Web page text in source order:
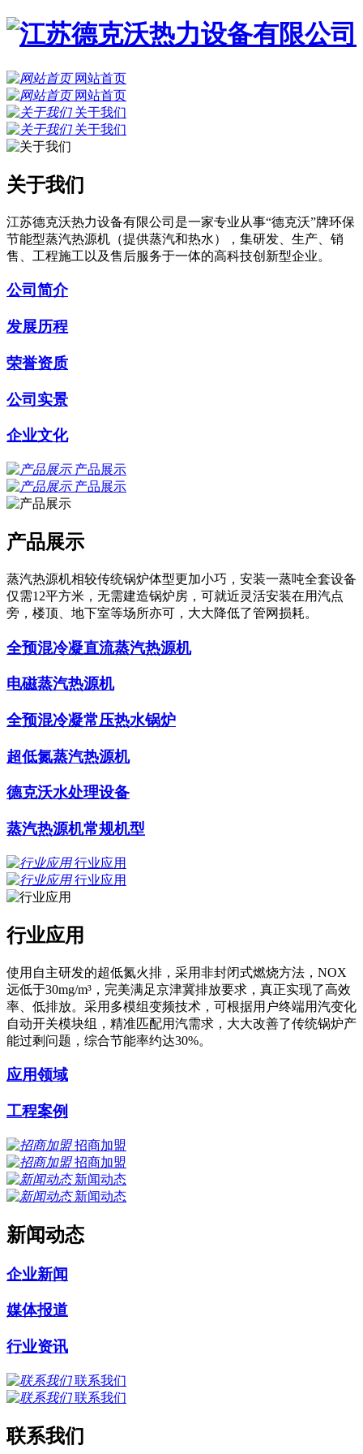
网站首页
网站首页
关于我们
关于我们
关于我们
江苏德克沃热力设备有限公司是一家专业从事“德克沃”牌环保
节能型蒸汽热源机（提供蒸汽和热水），集研发、生产、销
售、工程施工以及售后服务于一体的高科技创新型企业。
公司简介
发展历程
荣誉资质
公司实景
企业文化
产品展示
产品展示
产品展示
蒸汽热源机相较传统锅炉体型更加小巧，安装一蒸吨全套设备
仅需12平方米，无需建造锅炉房，可就近灵活安装在用汽点
旁，楼顶、地下室等场所亦可，大大降低了管网损耗。
全预混冷凝直流蒸汽热源机
电磁蒸汽热源机
全预混冷凝常压热水锅炉
超低氮蒸汽热源机
德克沃水处理设备
蒸汽热源机常规机型
行业应用
行业应用
行业应用
使用自主研发的超低氮火排，采用非封闭式燃烧方法，NOX
远低于30mg/m³，完美满足京津冀排放要求，真正实现了高效
率、低排放。采用多模组变频技术，可根据用户终端用汽变化
自动开关模块组，精准匹配用汽需求，大大改善了传统锅炉产
能过剩问题，综合节能率约达30%。
应用领域
工程案例
招商加盟
招商加盟
新闻动态
新闻动态
新闻动态
企业新闻
媒体报道
行业资讯
联系我们
联系我们
联系我们